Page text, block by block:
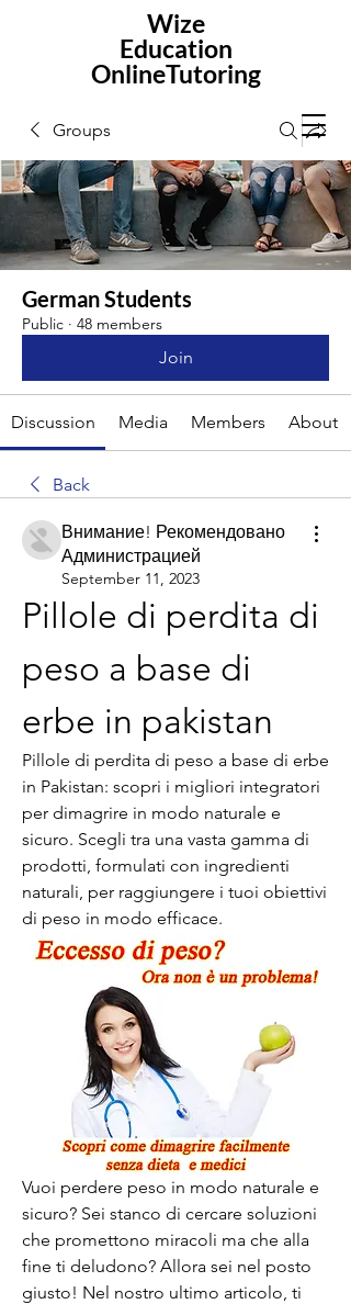
Wize
Education
OnlineTutoring
Groups
German Students
Public · 48 members
Join
Discussion Media Members About
Back
Внимание! Рекомендовано
Администрацией
September 11, 2023
Pillole di perdita di
peso a base di
erbe in pakistan
Pillole di perdita di peso a base di erbe
in Pakistan: scopri i migliori integratori
per dimagrire in modo naturale e
sicuro. Scegli tra una vasta gamma di
prodotti, formulati con ingredienti
naturali, per raggiungere i tuoi obiettivi
di peso in modo efficace.
Vuoi perdere peso in modo naturale e
sicuro? Sei stanco di cercare soluzioni
che promettono miracoli ma che alla
fine ti deludono? Allora sei nel posto
giusto! Nel nostro ultimo articolo, ti